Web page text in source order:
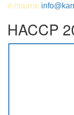
е-пошта:
HACCP